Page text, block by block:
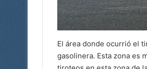
El área donde ocurrió el
gasolinera. Esta zona es